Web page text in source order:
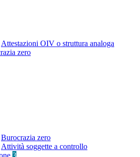
Attestazioni OIV o struttura analoga
zero
Burocrazia zero
Attività soggette a controllo